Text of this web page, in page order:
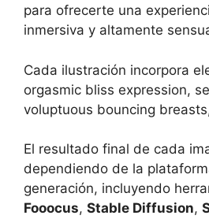
para ofrecerte una
inmersiva y altamente
Cada ilustración incorpora
orgasmic bliss expression,
voluptuous bouncing
El resultado final de cada
dependiendo de la
generación, incluyendo
Fooocus, Stable Diffusion,